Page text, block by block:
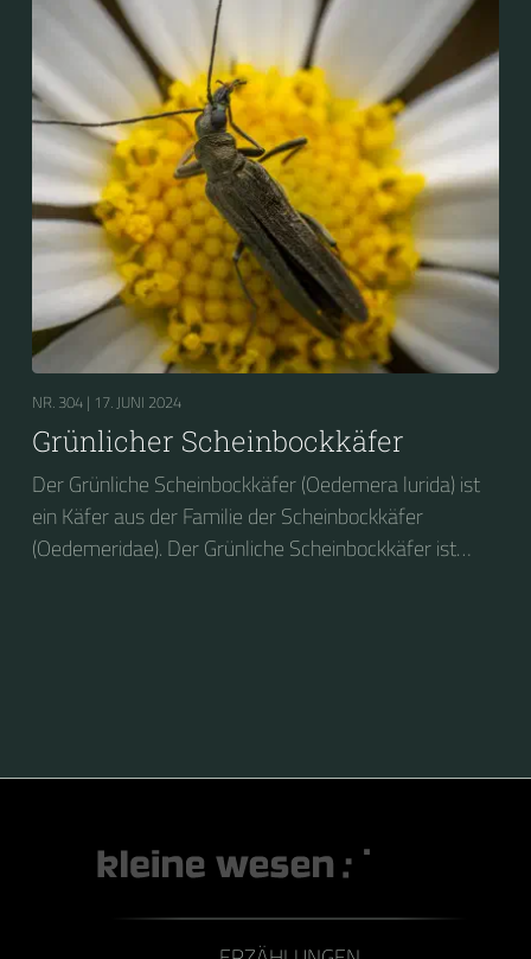
NR. 304 | 17. JUNI 2024
Grünlicher Scheinbockkäfer
Der Grünliche Scheinbockkäfer (Oedemera lurida) ist
ein Käfer aus der Familie der Scheinbockkäfer
(Oedemeridae). Der Grünliche Scheinbockkäfer ist